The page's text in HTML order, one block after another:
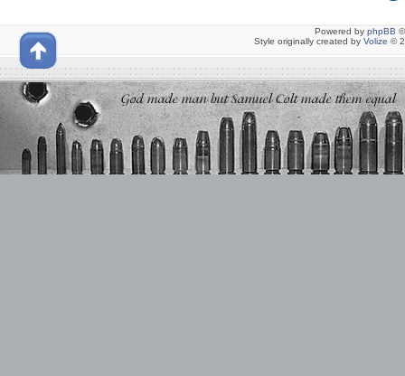
Powered by phpBB
Style originally created by Volize ©